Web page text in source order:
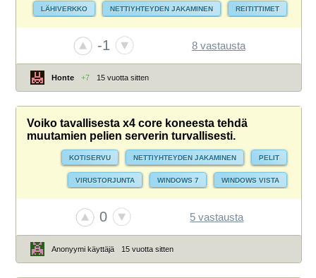
LÄHIVERKKO NETTIYHTEYDEN JAKAMINEN REITITTIMET
-1 8 vastausta
Honte +7 15 vuotta sitten
Voiko tavallisesta x4 core koneesta tehdä
muutamien pelien serverin turvallisesti.
KOTISERVU NETTIYHTEYDEN JAKAMINEN PELIT
VIRUSTORJUNTA WINDOWS 7 WINDOWS VISTA
0 5 vastausta
Anonyymi käyttäjä 15 vuotta sitten